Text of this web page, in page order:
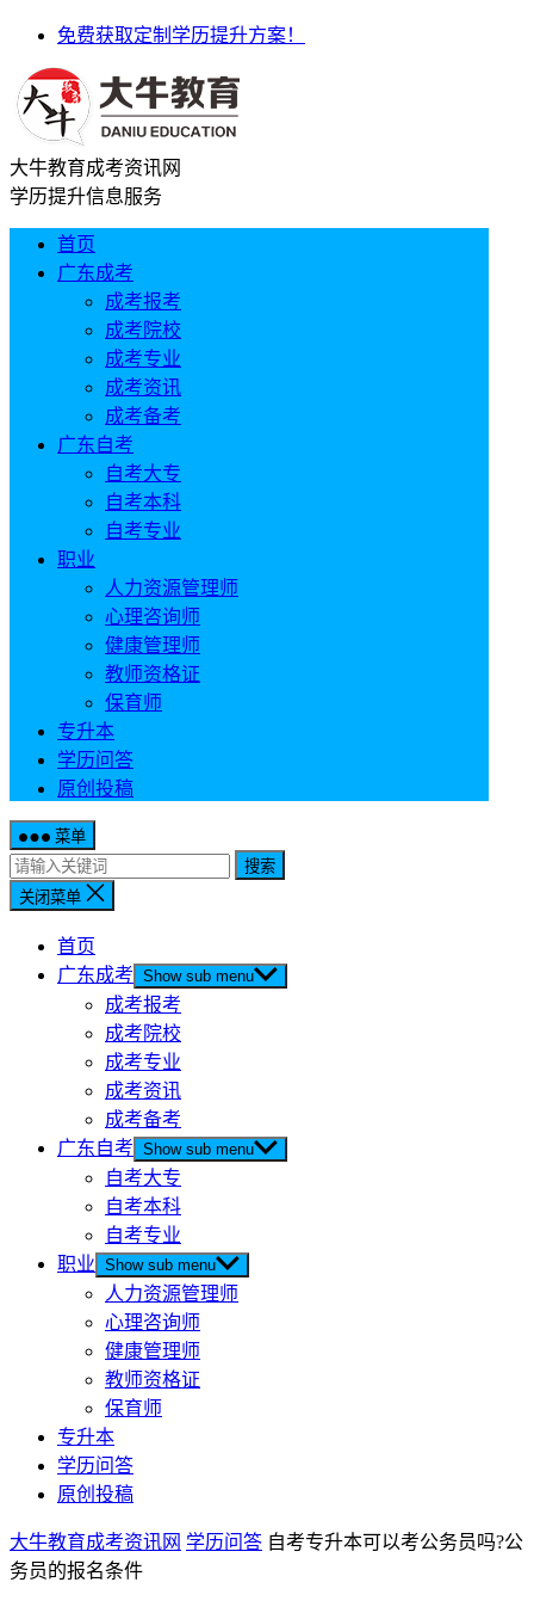
免费获取定制学历提升方案！
大牛教育成考资讯网
学历提升信息服务
首页
广东成考
成考报考
成考院校
成考专业
成考资讯
成考备考
广东自考
自考大专
自考本科
自考专业
职业
人力资源管理师
心理咨询师
健康管理师
教师资格证
保育师
专升本
学历问答
原创投稿
菜单
搜索
关闭菜单
首页
广东成考 Show sub menu
成考报考
成考院校
成考专业
成考资讯
成考备考
广东自考 Show sub menu
自考大专
自考本科
自考专业
职业 Show sub menu
人力资源管理师
心理咨询师
健康管理师
教师资格证
保育师
专升本
学历问答
原创投稿
大牛教育成考资讯网 学历问答 自考专升本可以考公务员吗?公
务员的报名条件